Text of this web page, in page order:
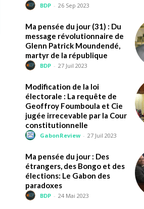
BDP - 26 Sep 2023
Ma pensée du jour (31) : Du
message révolutionnaire de
Glenn Patrick Moundendé,
martyr de la république
BDP - 27 Juil 2023
Modification de la loi
électorale : La requête de
Geoffroy Foumboula et Cie
jugée irrecevable par la Cour
constitutionnelle
GabonReview - 27 Juil 2023
Ma pensée du jour : Des
étrangers, des Bongo et des
élections: Le Gabon des
paradoxes
BDP - 24 Mai 2023